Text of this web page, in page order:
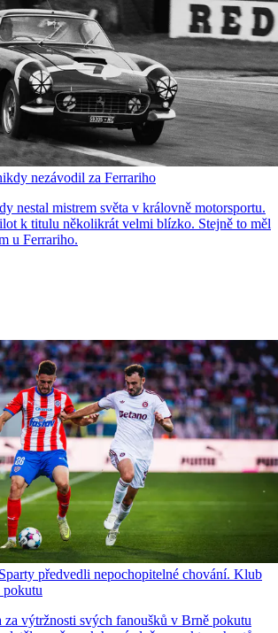
nezávodil za Ferrariho
nestal mistrem světa v královně motorsportu.
k titulu několikrát velmi blízko. Stejně to měl
u Ferrariho.
předvedli nepochopitelné chování. Klub
pokutu
za výtržnosti svých fanoušků v Brně pokutu